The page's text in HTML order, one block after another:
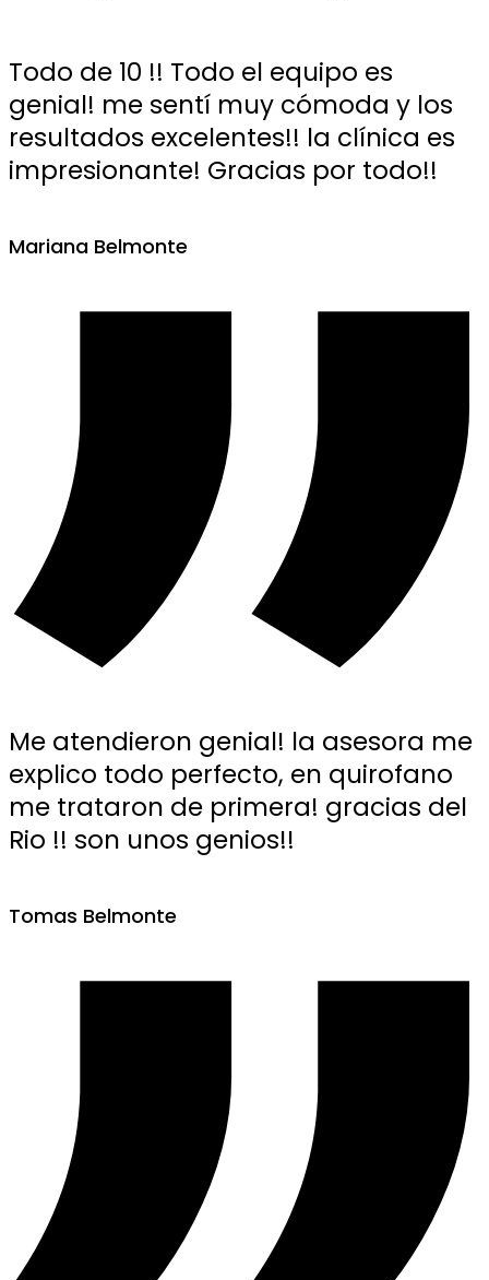
Todo de 10 !! Todo el equipo es
genial! me sentí muy cómoda y los
resultados excelentes!! la clínica es
impresionante! Gracias por todo!!
Mariana Belmonte
Me atendieron genial! la asesora me
explico todo perfecto, en quirofano
me trataron de primera! gracias del
Rio !! son unos genios!!
Tomas Belmonte